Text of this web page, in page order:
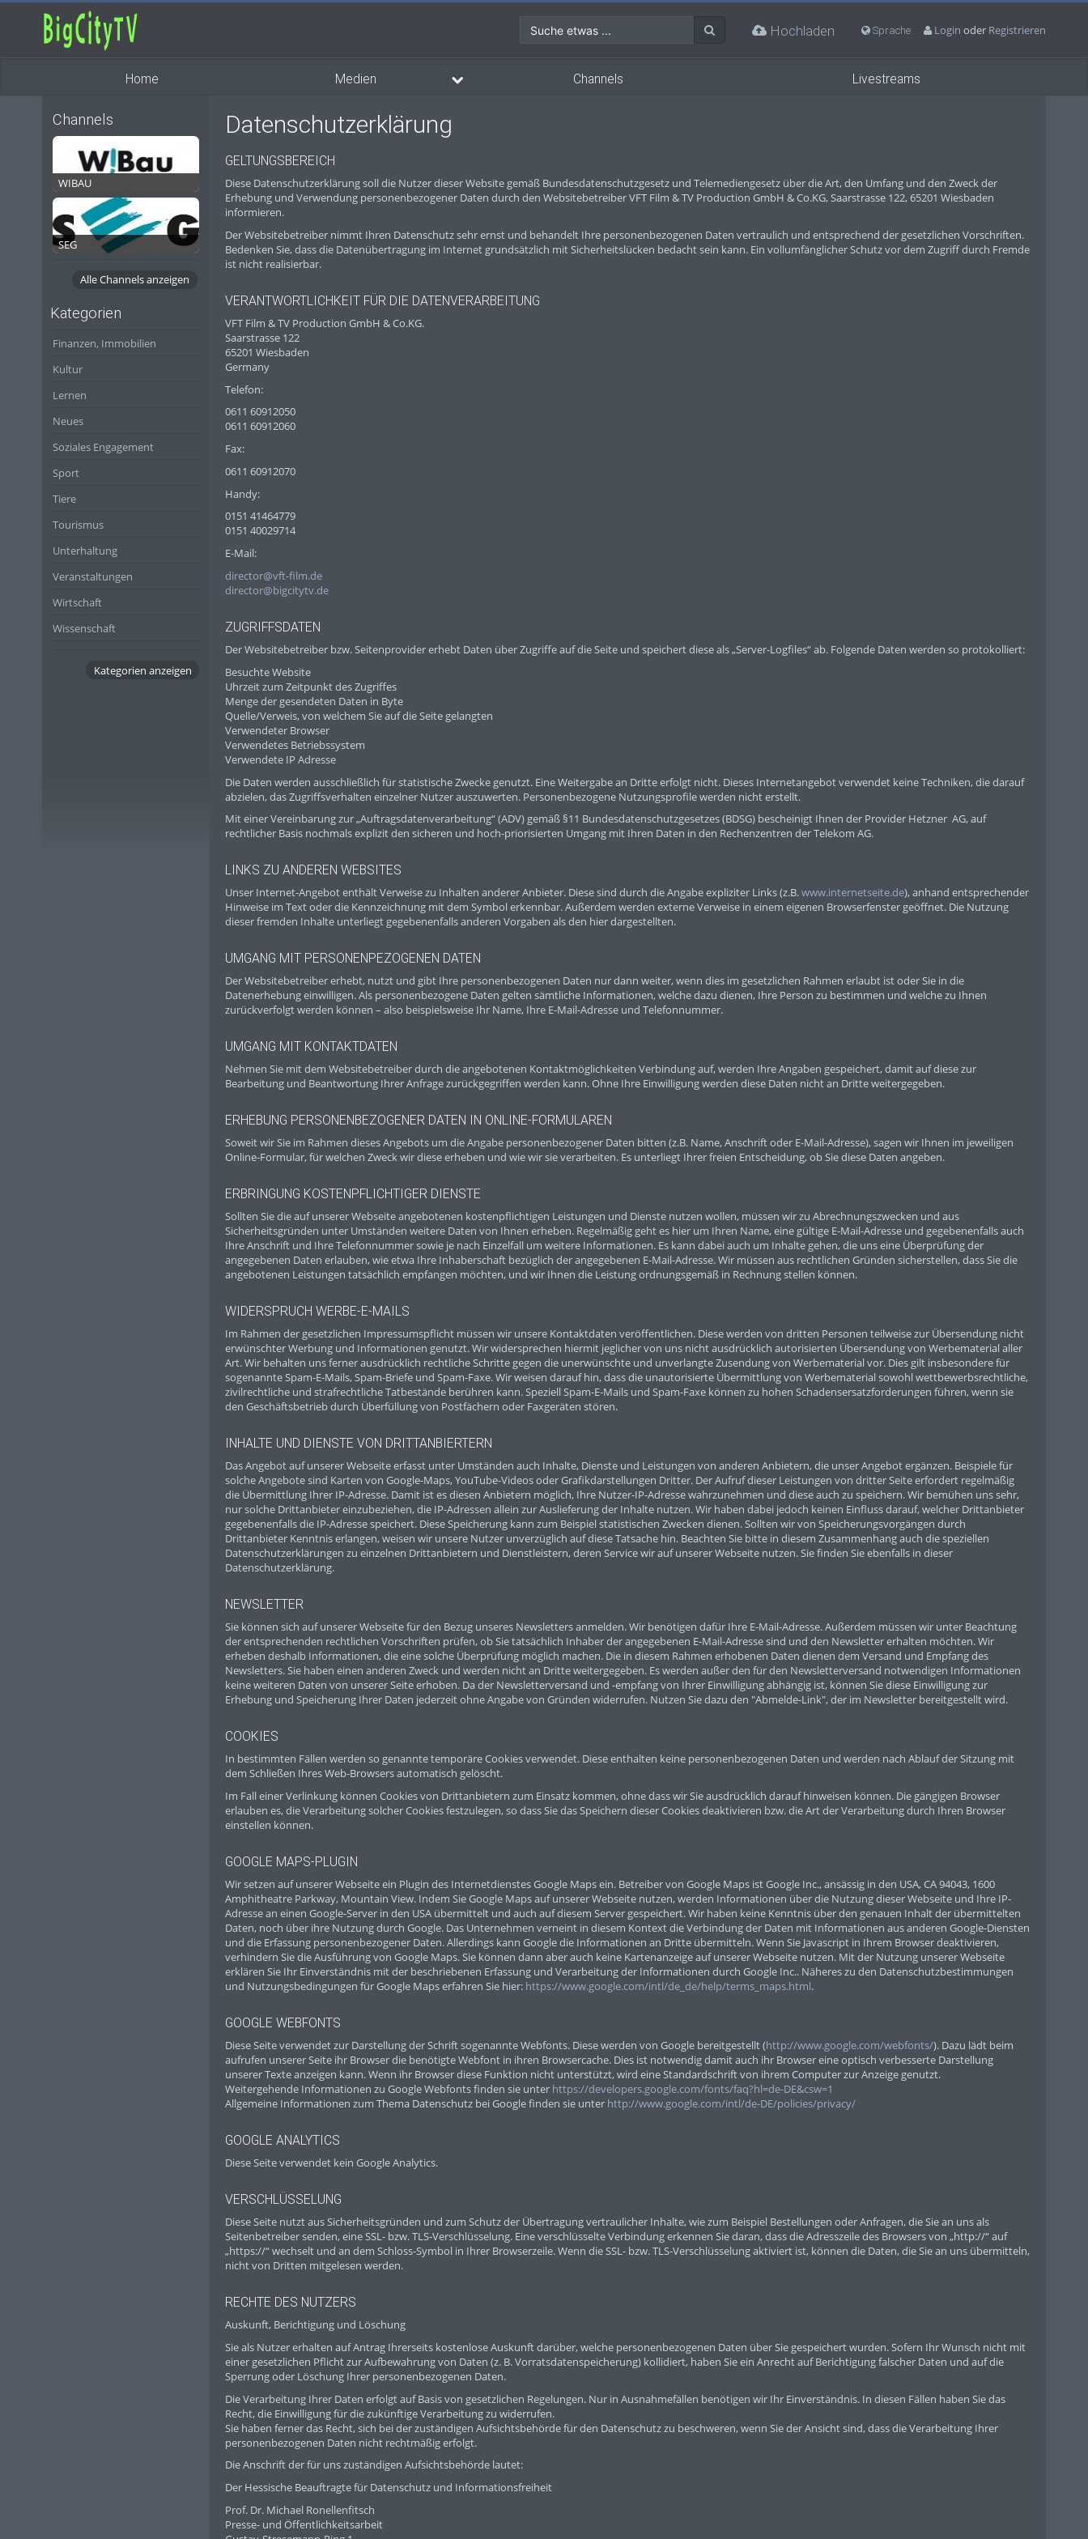
Suche etwas ... Hochladen Sprache Login oder Registrieren
Home Medien Channels Livestreams
Channels
WIBAU
SEG
Alle Channels anzeigen
Kategorien
Finanzen, Immobilien
Kultur
Lernen
Neues
Soziales Engagement
Sport
Tiere
Tourismus
Unterhaltung
Veranstaltungen
Wirtschaft
Wissenschaft
Kategorien anzeigen
Datenschutzerklärung
GELTUNGSBEREICH
Diese Datenschutzerklärung soll die Nutzer dieser Website gemäß Bundesdatenschutzgesetz und Telemediengesetz über die Art, den Umfang und den Zweck der
Erhebung und Verwendung personenbezogener Daten durch den Websitebetreiber VFT Film & TV Production GmbH & Co.KG, Saarstrasse 122, 65201 Wiesbaden
informieren.
Der Websitebetreiber nimmt Ihren Datenschutz sehr ernst und behandelt Ihre personenbezogenen Daten vertraulich und entsprechend der gesetzlichen Vorschriften.
Bedenken Sie, dass die Datenübertragung im Internet grundsätzlich mit Sicherheitslücken bedacht sein kann. Ein vollumfänglicher Schutz vor dem Zugriff durch Fremde
ist nicht realisierbar.
VERANTWORTLICHKEIT FÜR DIE DATENVERARBEITUNG
VFT Film & TV Production GmbH & Co.KG.
Saarstrasse 122
65201 Wiesbaden
Germany
Telefon:
0611 60912050
0611 60912060
Fax:
0611 60912070
Handy:
0151 41464779
0151 40029714
E-Mail:
director@vft-film.de
director@bigcitytv.de
ZUGRIFFSDATEN
Der Websitebetreiber bzw. Seitenprovider erhebt Daten über Zugriffe auf die Seite und speichert diese als „Server-Logfiles“ ab. Folgende Daten werden so protokolliert:
Besuchte Website
Uhrzeit zum Zeitpunkt des Zugriffes
Menge der gesendeten Daten in Byte
Quelle/Verweis, von welchem Sie auf die Seite gelangten
Verwendeter Browser
Verwendetes Betriebssystem
Verwendete IP Adresse
Die Daten werden ausschließlich für statistische Zwecke genutzt. Eine Weitergabe an Dritte erfolgt nicht. Dieses Internetangebot verwendet keine Techniken, die darauf
abzielen, das Zugriffsverhalten einzelner Nutzer auszuwerten. Personenbezogene Nutzungsprofile werden nicht erstellt.
Mit einer Vereinbarung zur „Auftragsdatenverarbeitung“ (ADV) gemäß §11 Bundesdatenschutzgesetzes (BDSG) bescheinigt Ihnen der Provider Hetzner AG, auf
rechtlicher Basis nochmals explizit den sicheren und hoch-priorisierten Umgang mit Ihren Daten in den Rechenzentren der Telekom AG.
LINKS ZU ANDEREN WEBSITES
Unser Internet-Angebot enthält Verweise zu Inhalten anderer Anbieter. Diese sind durch die Angabe expliziter Links (z.B.www.internetseite.de), anhand entsprechender
Hinweise im Text oder die Kennzeichnung mit dem Symbol erkennbar. Außerdem werden externe Verweise in einem eigenen Browserfenster geöffnet. Die Nutzung
dieser fremden Inhalte unterliegt gegebenenfalls anderen Vorgaben als den hier dargestellten.
UMGANG MIT PERSONENPEZOGENEN DATEN
Der Websitebetreiber erhebt, nutzt und gibt Ihre personenbezogenen Daten nur dann weiter, wenn dies im gesetzlichen Rahmen erlaubt ist oder Sie in die
Datenerhebung einwilligen. Als personenbezogene Daten gelten sämtliche Informationen, welche dazu dienen, Ihre Person zu bestimmen und welche zu Ihnen
zurückverfolgt werden können – also beispielsweise Ihr Name, Ihre E-Mail-Adresse und Telefonnummer.
UMGANG MIT KONTAKTDATEN
Nehmen Sie mit dem Websitebetreiber durch die angebotenen Kontaktmöglichkeiten Verbindung auf, werden Ihre Angaben gespeichert, damit auf diese zur
Bearbeitung und Beantwortung Ihrer Anfrage zurückgegriffen werden kann. Ohne Ihre Einwilligung werden diese Daten nicht an Dritte weitergegeben.
ERHEBUNG PERSONENBEZOGENER DATEN IN ONLINE-FORMULAREN
Soweit wir Sie im Rahmen dieses Angebots um die Angabe personenbezogener Daten bitten (z.B. Name, Anschrift oder E-Mail-Adresse), sagen wir Ihnen im jeweiligen
Online-Formular, für welchen Zweck wir diese erheben und wie wir sie verarbeiten. Es unterliegt Ihrer freien Entscheidung, ob Sie diese Daten angeben.
ERBRINGUNG KOSTENPFLICHTIGER DIENSTE
Sollten Sie die auf unserer Webseite angebotenen kostenpflichtigen Leistungen und Dienste nutzen wollen, müssen wir zu Abrechnungszwecken und aus
Sicherheitsgründen unter Umständen weitere Daten von Ihnen erheben. Regelmäßig geht es hier um Ihren Name, eine gültige E-Mail-Adresse und gegebenenfalls auch
Ihre Anschrift und Ihre Telefonnummer sowie je nach Einzelfall um weitere Informationen. Es kann dabei auch um Inhalte gehen, die uns eine Überprüfung der
angegebenen Daten erlauben, wie etwa Ihre Inhaberschaft bezüglich der angegebenen E-Mail-Adresse. Wir müssen aus rechtlichen Gründen sicherstellen, dass Sie die
angebotenen Leistungen tatsächlich empfangen möchten, und wir Ihnen die Leistung ordnungsgemäß in Rechnung stellen können.
WIDERSPRUCH WERBE-E-MAILS
Im Rahmen der gesetzlichen Impressumspflicht müssen wir unsere Kontaktdaten veröffentlichen. Diese werden von dritten Personen teilweise zur Übersendung nicht
erwünschter Werbung und Informationen genutzt. Wir widersprechen hiermit jeglicher von uns nicht ausdrücklich autorisierten Übersendung von Werbematerial aller
Art. Wir behalten uns ferner ausdrücklich rechtliche Schritte gegen die unerwünschte und unverlangte Zusendung von Werbematerial vor. Dies gilt insbesondere für
sogenannte Spam-E-Mails, Spam-Briefe und Spam-Faxe. Wir weisen darauf hin, dass die unautorisierte Übermittlung von Werbematerial sowohl wettbewerbsrechtliche,
zivilrechtliche und strafrechtliche Tatbestände berühren kann. Speziell Spam-E-Mails und Spam-Faxe können zu hohen Schadensersatzforderungen führen, wenn sie
den Geschäftsbetrieb durch Überfüllung von Postfächern oder Faxgeräten stören.
INHALTE UND DIENSTE VON DRITTANBIERTERN
Das Angebot auf unserer Webseite erfasst unter Umständen auch Inhalte, Dienste und Leistungen von anderen Anbietern, die unser Angebot ergänzen. Beispiele für
solche Angebote sind Karten von Google-Maps, YouTube-Videos oder Grafikdarstellungen Dritter. Der Aufruf dieser Leistungen von dritter Seite erfordert regelmäßig
die Übermittlung Ihrer IP-Adresse. Damit ist es diesen Anbietern möglich, Ihre Nutzer-IP-Adresse wahrzunehmen und diese auch zu speichern. Wir bemühen uns sehr,
nur solche Drittanbieter einzubeziehen, die IP-Adressen allein zur Auslieferung der Inhalte nutzen. Wir haben dabei jedoch keinen Einfluss darauf, welcher Drittanbieter
gegebenenfalls die IP-Adresse speichert. Diese Speicherung kann zum Beispiel statistischen Zwecken dienen. Sollten wir von Speicherungsvorgängen durch
Drittanbieter Kenntnis erlangen, weisen wir unsere Nutzer unverzüglich auf diese Tatsache hin. Beachten Sie bitte in diesem Zusammenhang auch die speziellen
Datenschutzerklärungen zu einzelnen Drittanbietern und Dienstleistern, deren Service wir auf unserer Webseite nutzen. Sie finden Sie ebenfalls in dieser
Datenschutzerklärung.
NEWSLETTER
Sie können sich auf unserer Webseite für den Bezug unseres Newsletters anmelden. Wir benötigen dafür Ihre E-Mail-Adresse. Außerdem müssen wir unter Beachtung
der entsprechenden rechtlichen Vorschriften prüfen, ob Sie tatsächlich Inhaber der angegebenen E-Mail-Adresse sind und den Newsletter erhalten möchten. Wir
erheben deshalb Informationen, die eine solche Überprüfung möglich machen. Die in diesem Rahmen erhobenen Daten dienen dem Versand und Empfang des
Newsletters. Sie haben einen anderen Zweck und werden nicht an Dritte weitergegeben. Es werden außer den für den Newsletterversand notwendigen Informationen
keine weiteren Daten von unserer Seite erhoben. Da der Newsletterversand und -empfang von Ihrer Einwilligung abhängig ist, können Sie diese Einwilligung zur
Erhebung und Speicherung Ihrer Daten jederzeit ohne Angabe von Gründen widerrufen. Nutzen Sie dazu den "Abmelde-Link", der im Newsletter bereitgestellt wird.
COOKIES
In bestimmten Fällen werden so genannte temporäre Cookies verwendet. Diese enthalten keine personenbezogenen Daten und werden nach Ablauf der Sitzung mit
dem Schließen Ihres Web-Browsers automatisch gelöscht.
Im Fall einer Verlinkung können Cookies von Drittanbietern zum Einsatz kommen, ohne dass wir Sie ausdrücklich darauf hinweisen können. Die gängigen Browser
erlauben es, die Verarbeitung solcher Cookies festzulegen, so dass Sie das Speichern dieser Cookies deaktivieren bzw. die Art der Verarbeitung durch Ihren Browser
einstellen können.
GOOGLE MAPS-PLUGIN
Wir setzen auf unserer Webseite ein Plugin des Internetdienstes Google Maps ein. Betreiber von Google Maps ist Google Inc., ansässig in den USA, CA 94043, 1600
Amphitheatre Parkway, Mountain View. Indem Sie Google Maps auf unserer Webseite nutzen, werden Informationen über die Nutzung dieser Webseite und Ihre IP-
Adresse an einen Google-Server in den USA übermittelt und auch auf diesem Server gespeichert. Wir haben keine Kenntnis über den genauen Inhalt der übermittelten
Daten, noch über ihre Nutzung durch Google. Das Unternehmen verneint in diesem Kontext die Verbindung der Daten mit Informationen aus anderen Google-Diensten
und die Erfassung personenbezogener Daten. Allerdings kann Google die Informationen an Dritte übermitteln. Wenn Sie Javascript in Ihrem Browser deaktivieren,
verhindern Sie die Ausführung von Google Maps. Sie können dann aber auch keine Kartenanzeige auf unserer Webseite nutzen. Mit der Nutzung unserer Webseite
erklären Sie Ihr Einverständnis mit der beschriebenen Erfassung und Verarbeitung der Informationen durch Google Inc.. Näheres zu den Datenschutzbestimmungen
und Nutzungsbedingungen für Google Maps erfahren Sie hier: https://www.google.com/intl/de_de/help/terms_maps.html.
GOOGLE WEBFONTS
Diese Seite verwendet zur Darstellung der Schrift sogenannte Webfonts. Diese werden von Google bereitgestellt (http://www.google.com/webfonts/). Dazu lädt beim
aufrufen unserer Seite ihr Browser die benötigte Webfont in ihren Browsercache. Dies ist notwendig damit auch ihr Browser eine optisch verbesserte Darstellung
unserer Texte anzeigen kann. Wenn ihr Browser diese Funktion nicht unterstützt, wird eine Standardschrift von ihrem Computer zur Anzeige genutzt.
Weitergehende Informationen zu Google Webfonts finden sie unter https://developers.google.com/fonts/faq?hl=de-DE&csw=1
Allgemeine Informationen zum Thema Datenschutz bei Google finden sie unter http://www.google.com/intl/de-DE/policies/privacy/
GOOGLE ANALYTICS
Diese Seite verwendet kein Google Analytics.
VERSCHLÜSSELUNG
Diese Seite nutzt aus Sicherheitsgründen und zum Schutz der Übertragung vertraulicher Inhalte, wie zum Beispiel Bestellungen oder Anfragen, die Sie an uns als
Seitenbetreiber senden, eine SSL- bzw. TLS-Verschlüsselung. Eine verschlüsselte Verbindung erkennen Sie daran, dass die Adresszeile des Browsers von „http://“ auf
„https://“ wechselt und an dem Schloss-Symbol in Ihrer Browserzeile. Wenn die SSL- bzw. TLS-Verschlüsselung aktiviert ist, können die Daten, die Sie an uns übermitteln,
nicht von Dritten mitgelesen werden.
RECHTE DES NUTZERS
Auskunft, Berichtigung und Löschung
Sie als Nutzer erhalten auf Antrag Ihrerseits kostenlose Auskunft darüber, welche personenbezogenen Daten über Sie gespeichert wurden. Sofern Ihr Wunsch nicht mit
einer gesetzlichen Pflicht zur Aufbewahrung von Daten (z. B. Vorratsdatenspeicherung) kollidiert, haben Sie ein Anrecht auf Berichtigung falscher Daten und auf die
Sperrung oder Löschung Ihrer personenbezogenen Daten.
Die Verarbeitung Ihrer Daten erfolgt auf Basis von gesetzlichen Regelungen. Nur in Ausnahmefällen benötigen wir Ihr Einverständnis. In diesen Fällen haben Sie das
Recht, die Einwilligung für die zukünftige Verarbeitung zu widerrufen.
Sie haben ferner das Recht, sich bei der zuständigen Aufsichtsbehörde für den Datenschutz zu beschweren, wenn Sie der Ansicht sind, dass die Verarbeitung Ihrer
personenbezogenen Daten nicht rechtmäßig erfolgt.
Die Anschrift der für uns zuständigen Aufsichtsbehörde lautet:
Der Hessische Beauftragte für Datenschutz und Informationsfreiheit
Prof. Dr. Michael Ronellenfitsch
Presse- und Öffentlichkeitsarbeit